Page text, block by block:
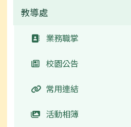
業務職掌
常用連結
教導處
業務職掌
校園公告
常用連結
活動相簿